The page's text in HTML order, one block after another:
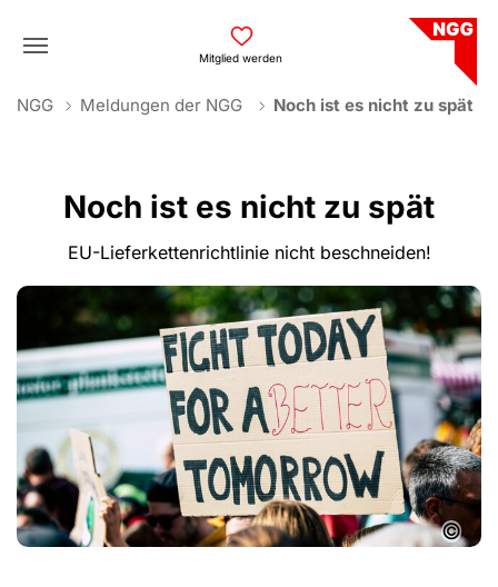
Mitglied werden
You are here:
NGG Meldungen der NGG Noch ist es nicht zu spät
Noch ist es nicht zu spät
EU-Lieferkettenrichtlinie nicht beschneiden!
©